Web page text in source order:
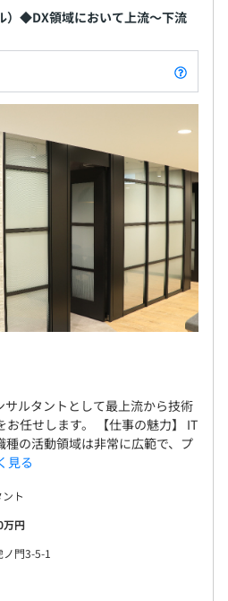
）◆DX領域において上流～下流
ルタントとして最上流から技術
任せします。 【仕事の魅力】 IT
種の活動領域は非常に広範で、プ
見る
ト
万円
門3-5-1